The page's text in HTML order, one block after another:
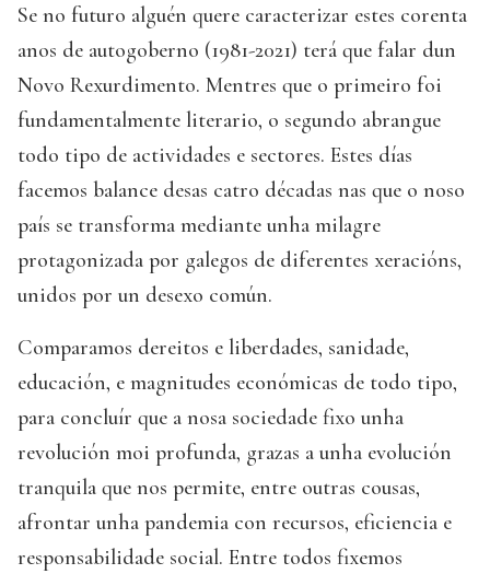
Se no futuro alguén quere caracterizar estes corenta
anos de autogoberno (1981-2021) terá que falar dun
Novo Rexurdimento. Mentres que o primeiro foi
fundamentalmente literario, o segundo abrangue
todo tipo de actividades e sectores. Estes días
facemos balance desas catro décadas nas que o noso
país se transforma mediante unha milagre
protagonizada por galegos de diferentes xeracións,
unidos por un desexo común.
Comparamos dereitos e liberdades, sanidade,
educación, e magnitudes económicas de todo tipo,
para concluír que a nosa sociedade fixo unha
revolución moi profunda, grazas a unha evolución
tranquila que nos permite, entre outras cousas,
afrontar unha pandemia con recursos, eficiencia e
responsabilidade social. Entre todos fixemos